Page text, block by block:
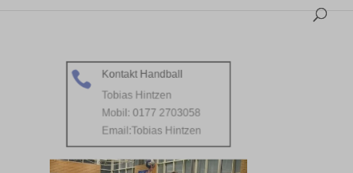

Kontakt Handball
Tobias Hintzen
Mobil: 0177 2703058
Email:Tobias Hintzen